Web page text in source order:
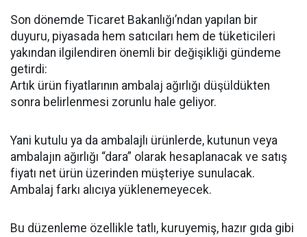
Son dönemde Ticaret Bakanlığı’ndan yapılan bir
duyuru, piyasada hem satıcıları hem de tüketicileri
yakından ilgilendiren önemli bir değişikliği gündeme
getirdi:
Artık ürün fiyatlarının ambalaj ağırlığı düşüldükten
sonra belirlenmesi zorunlu hale geliyor.
Yani kutulu ya da ambalajlı ürünlerde, kutunun veya
ambalajın ağırlığı “dara” olarak hesaplanacak ve satış
fiyatı net ürün üzerinden müşteriye sunulacak.
Ambalaj farkı alıcıya yüklenemeyecek.
Bu düzenleme özellikle tatlı, kuruyemiş, hazır gıda gibi